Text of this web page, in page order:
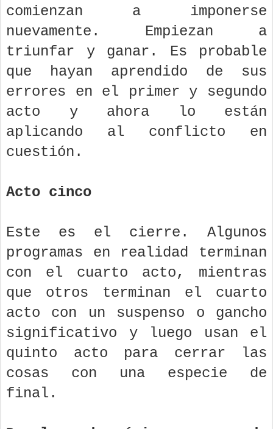
comienzan a imponerse
nuevamente. Empiezan a
triunfar y ganar. Es probable
que hayan aprendido de sus
errores en el primer y segundo
acto y ahora lo están
aplicando al conflicto en
cuestión.
Acto cinco
Este es el cierre. Algunos
programas en realidad terminan
con el cuarto acto, mientras
que otros terminan el cuarto
acto con un suspenso o gancho
significativo y luego usan el
quinto acto para cerrar las
cosas con una especie de
final.